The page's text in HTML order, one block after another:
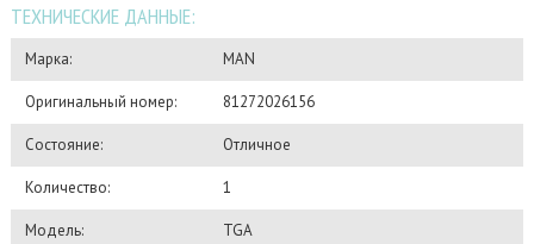
ТЕХНИЧЕСКИЕ ДАННЫЕ:
Марка: MAN
Оригинальный номер: 81272026156
Состояние: Отличное
Количество: 1
Модель: TGA